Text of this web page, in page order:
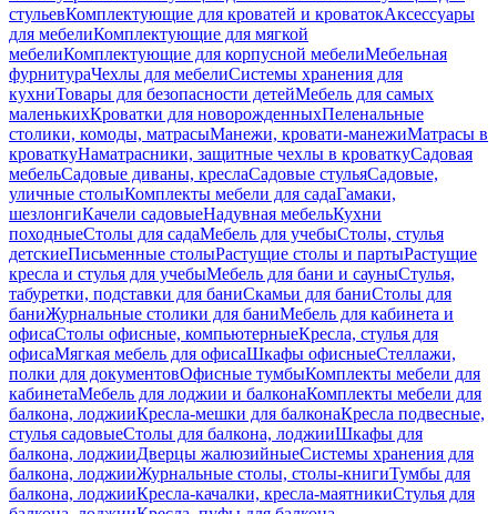
стульевКомплектующие для кроватей и кроватокАксессуары
для мебелиКомплектующие для мягкой
мебелиКомплектующие для корпусной мебелиМебельная
фурнитураЧехлы для мебелиСистемы хранения для
кухниТовары для безопасности детейМебель для самых
маленькихКроватки для новорожденныхПеленальные
столики, комоды, матрасыМанежи, кровати-манежиМатрасы в
кроваткуНаматрасники, защитные чехлы в кроваткуСадовая
мебельСадовые диваны, креслаСадовые стульяСадовые,
уличные столыКомплекты мебели для садаГамаки,
шезлонгиКачели садовыеНадувная мебельКухни
походныеСтолы для садаМебель для учебыСтолы, стулья
детскиеПисьменные столыРастущие столы и партыРастущие
кресла и стулья для учебыМебель для бани и сауныСтулья,
табуретки, подставки для баниСкамьи для баниСтолы для
баниЖурнальные столики для баниМебель для кабинета и
офисаСтолы офисные, компьютерныеКресла, стулья для
офисаМягкая мебель для офисаШкафы офисныеСтеллажи,
полки для документовОфисные тумбыКомплекты мебели для
кабинетаМебель для лоджии и балконаКомплекты мебели для
балкона, лоджииКресла-мешки для балконаКресла подвесные,
стулья садовыеСтолы для балкона, лоджииШкафы для
балкона, лоджииДверцы жалюзийныеСистемы хранения для
балкона, лоджииЖурнальные столы, столы-книгиТумбы для
балкона, лоджииКресла-качалки, кресла-маятникиСтулья для